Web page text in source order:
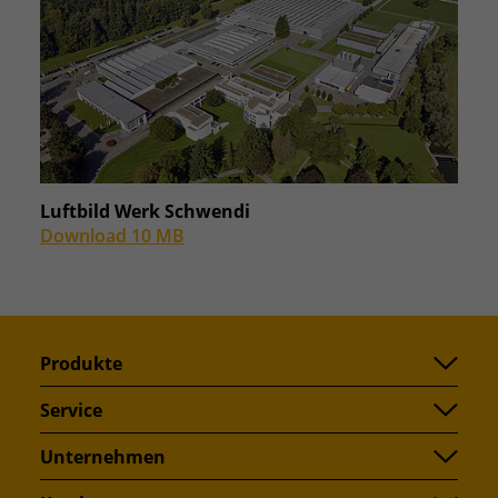
Luftbild Werk Schwendi
Download 10 MB
Produkte
Service
Unternehmen